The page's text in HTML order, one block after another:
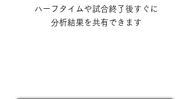
ハーフタイムや試合終了後すぐに
分析結果を共有できます